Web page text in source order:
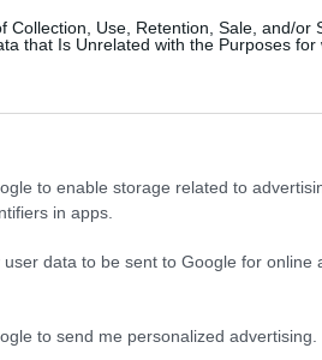
Collection, Use, Retention, Sale, and/or
that Is Unrelated with the Purposes for
to enable storage related to
in apps.
data to be sent to Google for online
to send me personalized advertising.